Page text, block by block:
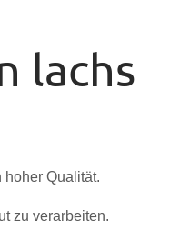
lachs
Qualität.
zu verarbeiten.